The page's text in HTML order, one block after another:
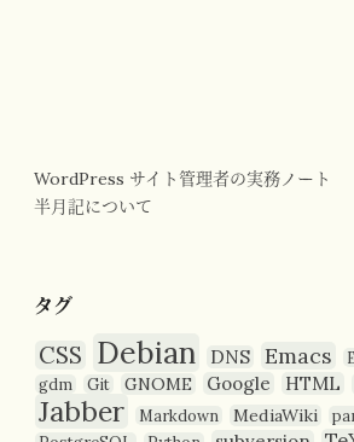
WordPress サイト管理者の実務ノート
半月記について
タグ
CSS Debian DNS Emacs
gdm Git GNOME Google HTML
Jabber Markdown MediaWiki